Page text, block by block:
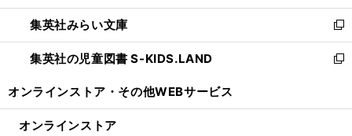
開
く
ウ
で
開
く
ン
ド
ウ
で
ウ
ィ
ン
ド
開
集英社みらい文庫
新
し
い
ン
集英社の児童図書 S-KIDS.LAND
新
ウ
オンラインストア・ その他WEBサービス
オンラインストア